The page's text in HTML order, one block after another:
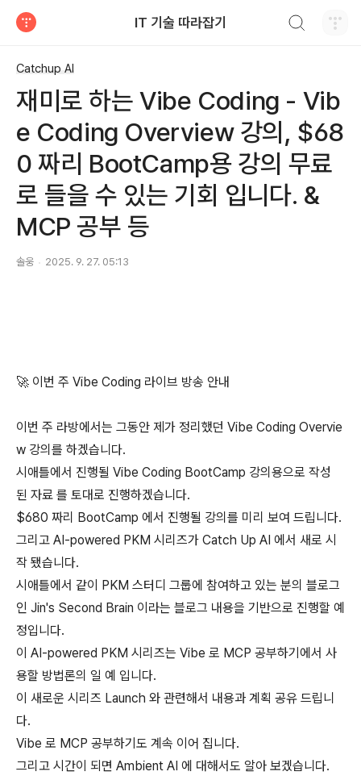
IT 기술 따라잡기
Catchup AI
재미로 하는 Vibe Coding - Vib
e Coding Overview 강의, $68
0 짜리 BootCamp용 강의 무료
로 들을 수 있는 기회 입니다. &
MCP 공부 등
솔웅 2025. 9. 27. 05:13
🚀 이번 주 Vibe Coding 라이브 방송 안내
이번 주 라방에서는 그동안 제가 정리했던 Vibe Coding Overvie
w 강의를 하겠습니다.
시애틀에서 진행될 Vibe Coding BootCamp 강의용으로 작성
된 자료 를 토대로 진행하겠습니다.
$680 짜리 BootCamp 에서 진행될 강의를 미리 보여 드립니다.
그리고 AI-powered PKM 시리즈가 Catch Up AI 에서 새로 시
작 됐습니다.
시애틀에서 같이 PKM 스터디 그룹에 참여하고 있는 분의 블로그
인 Jin's Second Brain 이라는 블로그 내용을 기반으로 진행할 예
정입니다.
이 AI-powered PKM 시리즈는 Vibe 로 MCP 공부하기에서 사
용할 방법론의 일 예 입니다.
이 새로운 시리즈 Launch 와 관련해서 내용과 계획 공유 드립니
다.
Vibe 로 MCP 공부하기도 계속 이어 집니다.
그리고 시간이 되면 Ambient AI 에 대해서도 알아 보겠습니다.